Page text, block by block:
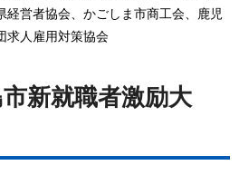
経営者協会、かごしま市商工会、鹿児
求人雇用対策協会
市新就職者激励大